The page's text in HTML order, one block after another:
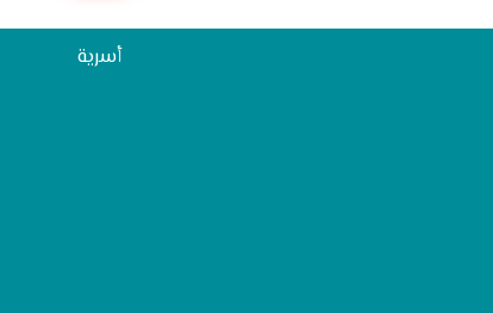
أسرية